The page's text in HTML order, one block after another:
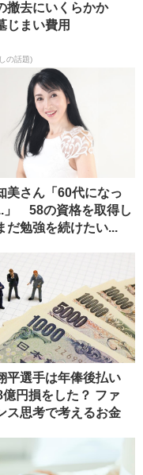
撤去にいくらかか
じまい費用
の話題)
美さん「60代になっ
」 58の資格を取得し
だ勉強を続けたい...
平選手は年俸後払い
円損をした？ ファ
ス思考で考えるお金